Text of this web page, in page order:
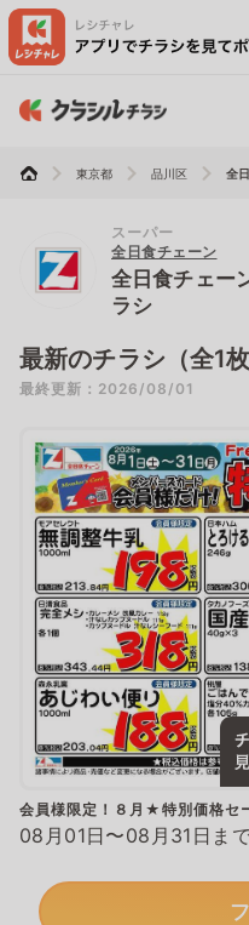
東京都 品川区 全
スーパー
全日食チェーン
全日食チェー
ラシ
最新のチラシ（全1枚
最終更新：2026/08/01
会員様限定！８月★特別価格セ
08月01日〜08月31日ま